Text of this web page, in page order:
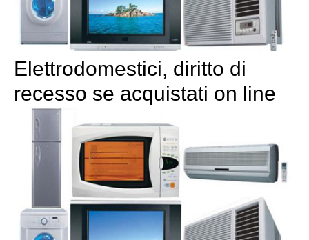
Elettrodomestici, diritto di
recesso se acquistati on line